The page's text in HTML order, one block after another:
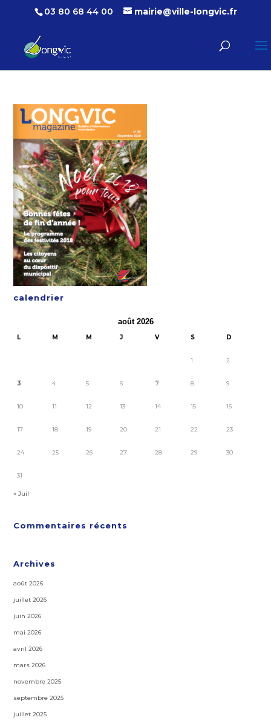
03 80 68 44 00 mairie@ville-longvic.fr
calendrier
août 2026
L M M J V S D
1 2
3 4 5 6 7 8 9
10 11 12 13 14 15 16
17 18 19 20 21 22 23
24 25 26 27 28 29 30
31
« Juil
Commentaires récents
Archives
août 2026
juillet 2026
juin 2026
mai 2026
avril 2026
mars 2026
novembre 2025
septembre 2025
juillet 2025